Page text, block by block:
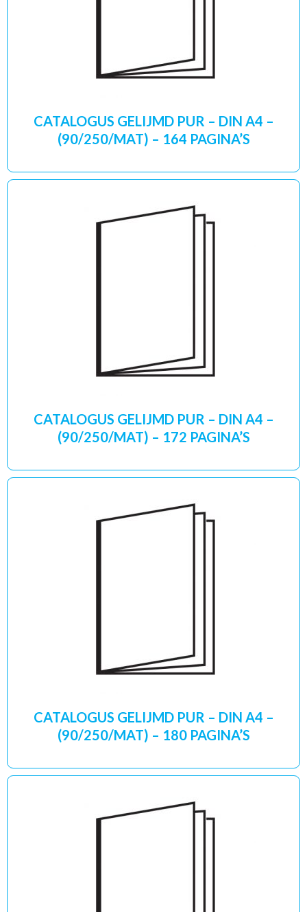
CATALOGUS GELIJMD PUR – DIN A4 –
(90/250/MAT) – 164 PAGINA’S
CATALOGUS GELIJMD PUR – DIN A4 –
(90/250/MAT) – 172 PAGINA’S
CATALOGUS GELIJMD PUR – DIN A4 –
(90/250/MAT) – 180 PAGINA’S